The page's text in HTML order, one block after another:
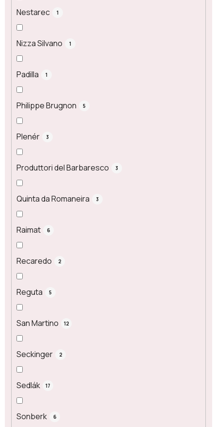
Nestarec 1
Nizza Silvano 1
Padilla 1
Philippe Brugnon 5
Plenér 3
Produttori del Barbaresco 3
Quinta da Romaneira 3
Raimat 6
Recaredo 2
Reguta 5
San Martino 12
Seckinger 2
Sedlák 17
Sonberk 6